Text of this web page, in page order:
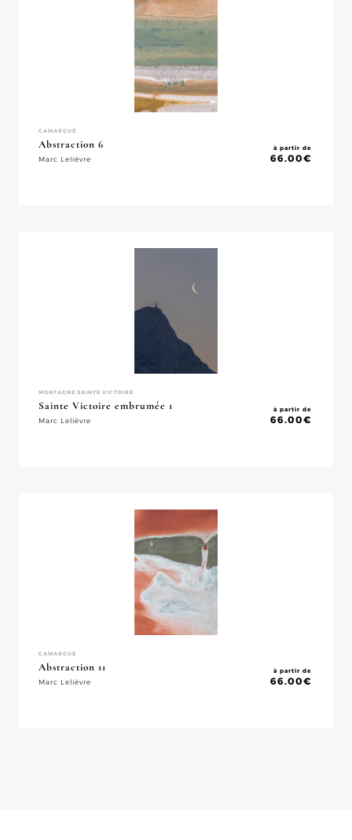
CAMARGUE
Abstraction 6
Marc Lelièvre
à partir de
66.00€
MONTAGNE SAINTE VICTOIRE
Sainte Victoire embrumée 1
Marc Lelièvre
à partir de
66.00€
CAMARGUE
Abstraction 11
Marc Lelièvre
à partir de
66.00€